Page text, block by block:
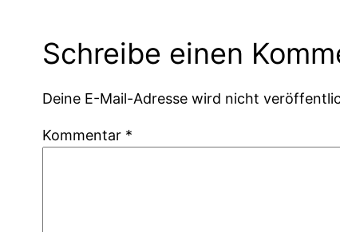
Schreibe einen
Deine E-Mail-Adresse wird nicht
Kommentar *